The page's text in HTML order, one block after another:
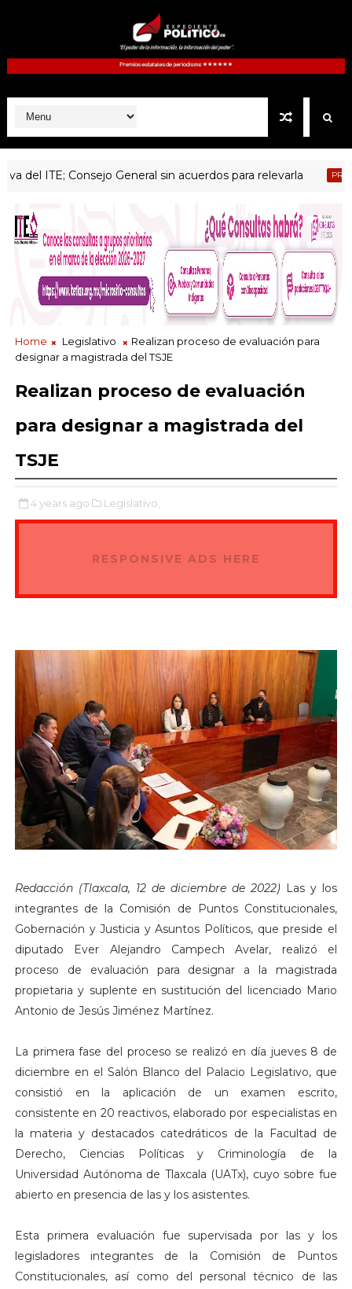
ITE; Consejo General sin acuerdos para relevarla PRINCIPAL
Home Legislativo
Realizan proceso de evaluación para
designar a magistrada del TSJE
Realizan proceso de evaluación
para designar a magistrada del
TSJE
4 years ago Legislativo,
RESPONSIVE ADS HERE
Redacción (Tlaxcala, 12 de diciembre de 2022) Las y los
integrantes de la Comisión de Puntos Constitucionales,
Gobernación y Justicia y Asuntos Políticos, que preside el
diputado Ever Alejandro Campech Avelar, realizó el
proceso de evaluación para designar a la magistrada
propietaria y suplente en sustitución del licenciado Mario
Antonio de Jesús Jiménez Martínez.
La primera fase del proceso se realizó en día jueves 8 de
diciembre en el Salón Blanco del Palacio Legislativo, que
consistió en la aplicación de un examen escrito,
consistente en 20 reactivos, elaborado por especialistas en
la materia y destacados catedráticos de la Facultad de
Derecho, Ciencias Políticas y Criminología de la
Universidad Autónoma de Tlaxcala (UATx), cuyo sobre fue
abierto en presencia de las y los asistentes.
Esta primera evaluación fue supervisada por las y los
legisladores integrantes de la Comisión de Puntos
Constitucionales, así como del personal técnico de las